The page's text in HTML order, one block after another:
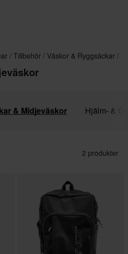
för att klara de högsta kraven
Tillbehör Väskor & Ryggsäckar
& Midjeväskor Hjälm- &
2 produkter